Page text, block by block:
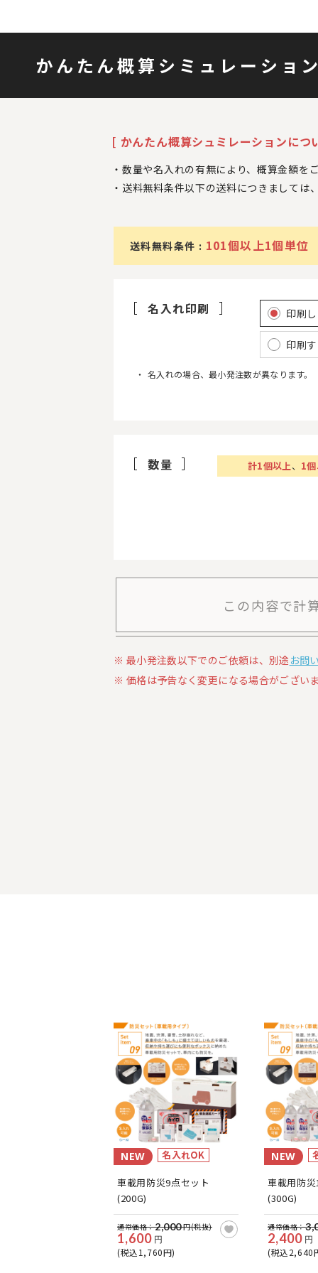
かんたん概算シミュレーション
[ かんたん概算シュミレーションにつ
数量や名入れの有無により、概算金額を
送料無料条件以下の送料につきましては
送料無料条件 : 101個以上1個単位
名入れ印刷 印刷
印刷
名入れの場合、最小発注数が異なります。
数量 計1個以上、 1
この内容で計
最小発注数以下でのご依頼は、別途 お問
価格は予告なく変更になる場合がござい
NEW 名入れOK
車載用防災9点セット
(200G)
通常価格：2,000円(税抜)
1,600 円
(税込1,760円)
NEW
車載用防
(300G)
通常価格：
2,400 円
(税込2,640